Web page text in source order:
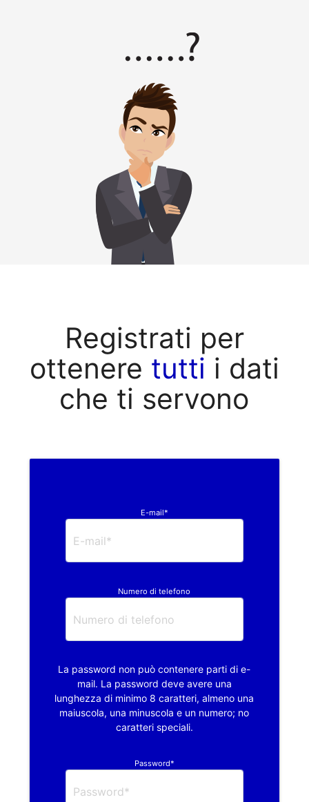
Registrati per
ottenere tutti i dati
che ti servono
E-mail*
Numero di telefono
La password non può contenere parti di e-
mail. La password deve avere una
lunghezza di minimo 8 caratteri, almeno una
maiuscola, una minuscola e un numero; no
caratteri speciali.
Password*